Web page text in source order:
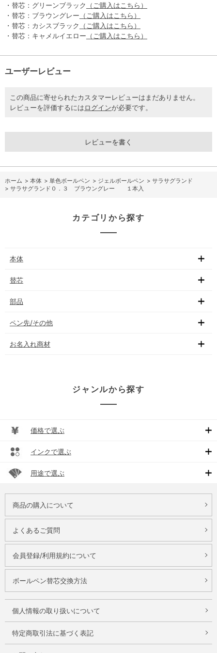
・替芯：グリーンブラック
（ご購入はこちら）
・替芯：ブラウングレー （ご購入はこちら）
・替芯：カシスブラック
（ご購入はこちら）
・替芯：キャメルイエロー （ご購入はこちら）
ユーザーレビュー
この商品に寄せられたカスタマーレビューはまだありません。
レビューを評価するにはログインが必要です。
レビューを書く
ホーム > 本体 > 単色ボールペン > ジェルボールペン > サラサグランド
> サラサグランド０．３ ブラウングレー １本入
カテゴリから探す
本体
替芯
部品
ペン先/その他
お名入れ商材
ジャンルから探す
価格で選ぶ
インクで選ぶ
用途で選ぶ
商品の購入について
よくあるご質問
会員登録/利用規約について
ボールペン替芯交換方法
個人情報の取り扱いについて
特定商取引法に基づく表記